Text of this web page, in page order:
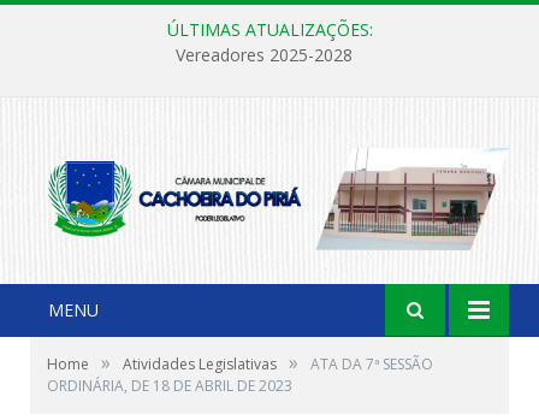
ÚLTIMAS ATUALIZAÇÕES:
Vereadores 2025-2028
MENU
Home » Atividades Legislativas »
ATA DA 7ª SESSÃO
ORDINÁRIA, DE 18 DE ABRIL DE 2023